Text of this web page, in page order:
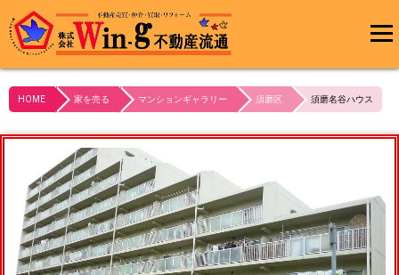
メインメ
HOME 家を売る マンションギャラリー 須磨区 須磨名谷ハウス